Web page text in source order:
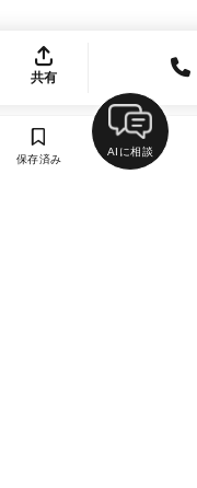
共有
保存済み
AIに相談